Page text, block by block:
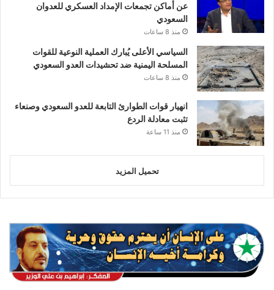
عن أماكن تجمعات الإمداد العسكري للعدوان
السعودي
منذ 8 ساعات
السياسي الأعلى يُبارك العملية النوعية للقوات
المسلحة اليمنية ضد تحشيدات العدو السعودي
منذ 8 ساعات
انهيار قوات الطوارئ التابعة للعدو السعودي وصنعاء
تثبت معادلة الردع
منذ 11 ساعة
تحميل المزيد